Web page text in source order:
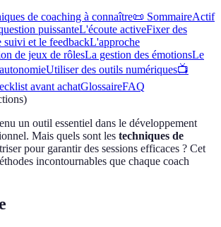
de coaching à connaître📜 SommaireActif
puissanteL'écoute activeFixer des
suivi et le feedbackL'approche
de jeux de rôlesLa gestion des émotionsLe
Utiliser des outils numériques📺
avant achatGlossaireFAQ
)
un outil essentiel dans le développement
Mais quels sont les techniques de
pour garantir des sessions efficaces ? Cet
incontournables que chaque coach